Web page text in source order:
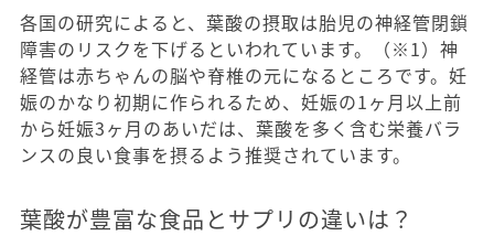
各国の研究によると、葉酸の摂取は胎児の神経管閉鎖
障害のリスクを下げるといわれています。（※1）神
経管は赤ちゃんの脳や脊椎の元になるところです。妊
娠のかなり初期に作られるため、妊娠の1ヶ月以上前
から妊娠3ヶ月のあいだは、葉酸を多く含む栄養バラ
ンスの良い食事を摂るよう推奨されています。
葉酸が豊富な食品とサプリの違いは？